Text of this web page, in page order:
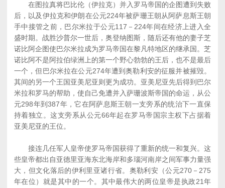
在图拉真将巴比伦（伊拉克）并入罗马帝国的企图遭到失败
后，以及伊拉克和伊朗在公元224年被萨珊王朝从阿萨息斯王朝
手中接管之前，巴尔米拉于公元117－224年间在经济上进入全
盛时期。战胜沙普尔一世后，奥登纳图斯，随后还有他的妻子芝
诺比阿企图使巴尔米拉成为罗马帝国在黎凡特地区的继承国。芝
诺比阿不是阿拉伯绿洲上的第一个野心勃勃的王后，也不是最后
一个，但巴尔米拉在公元274年遭到奥勒利安的征服并被摧毁。
其间的另一个王国亚美尼亚则更为成功。亚美尼亚先后得到巴尔
米拉和罗马的帮助，使自己免遭并入萨珊波斯帝国的命运，从公
元298年到387年，它在阿萨息斯王朝一支旁系的统治下一直保
持着独立。这支旁系从公元66年起在罗马帝国宗主权下占据着
亚美尼亚的王位。
接连几任军人皇帝使罗马帝国获得了重新的统一和复兴。这
些皇帝都出自亚德里亚海东北海岸和多瑙河南岸之间军事力量强
大，但文化落后的伊利里亚诸行省。奥勒利安（公元270－275
年在位）就是其中的一个。其中最伟大的两位皇帝是执政21年